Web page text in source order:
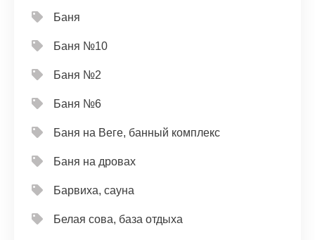
Баня
Баня №10
Баня №2
Баня №6
Баня на Веге, банный комплекс
Баня на дровах
Барвиха, сауна
Белая сова, база отдыха